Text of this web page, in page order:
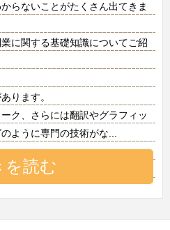
らないことがたくさん出てきま
に関する基礎知識についてご紹
ります。
ク、さらには翻訳やグラフィッ
ように専門の技術がな
を読む